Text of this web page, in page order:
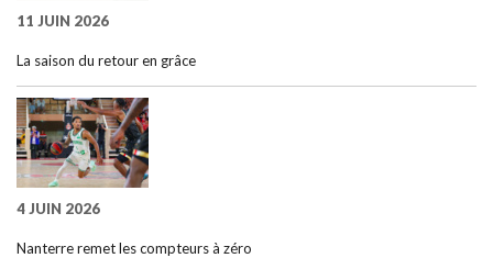
11 JUIN 2026
La saison du retour en grâce
4 JUIN 2026
Nanterre remet les compteurs à zéro